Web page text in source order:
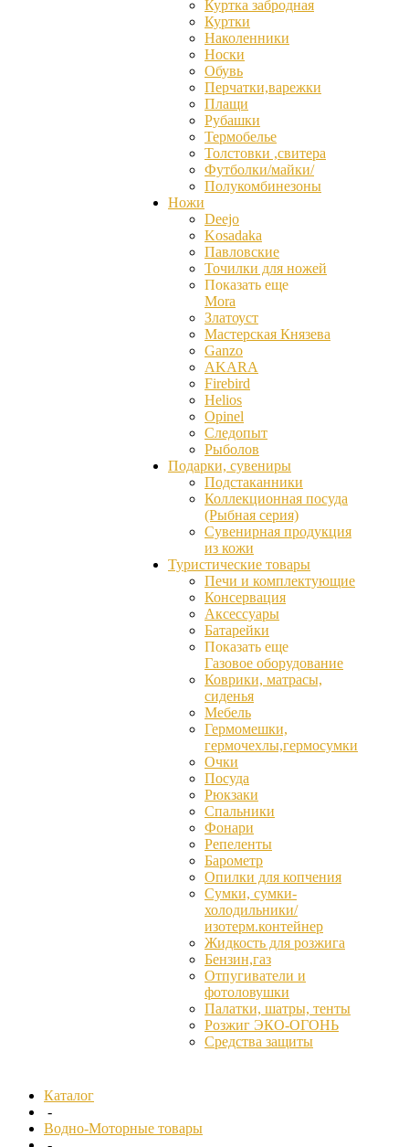
Куртка забродная
Куртки
Наколенники
Носки
Обувь
Перчатки,варежки
Плащи
Рубашки
Термобелье
Толстовки ,свитера
Футболки/майки/
Полукомбинезоны
Ножи
Deejo
Kosadaka
Павловские
Точилки для ножей
Показать еще
Mora
Златоуст
Мастерская Князева
Ganzо
AKARA
Firebird
Helios
Opinel
Следопыт
Рыболов
Подарки, сувениры
Подстаканники
Коллекционная посуда
(Рыбная серия)
Сувенирная продукция
из кожи
Туристические товары
Печи и комплектующие
Консервация
Аксессуары
Батарейки
Показать еще
Газовое оборудование
Коврики, матрасы,
сиденья
Мебель
Гермомешки,
гермочехлы,гермосумки
Очки
Посуда
Рюкзаки
Спальники
Фонари
Репеленты
Барометр
Опилки для копчения
Сумки, сумки-
холодильники/
изотерм.контейнер
Жидкость для розжига
Бензин,газ
Отпугиватели и
фотоловушки
Палатки, шатры, тенты
Розжиг ЭКО-ОГОНЬ
Средства защиты
Каталог
-
Водно-Моторные товары